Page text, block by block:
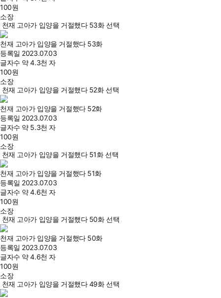
100원
소장
천재 고아가 입양을 거절했다 53화 선택
천재 고아가 입양을 거절했다 53화
등록일 2023.07.03
글자수 약 4.3천 자
100원
소장
천재 고아가 입양을 거절했다 52화 선택
천재 고아가 입양을 거절했다 52화
등록일 2023.07.03
글자수 약 5.3천 자
100원
소장
천재 고아가 입양을 거절했다 51화 선택
천재 고아가 입양을 거절했다 51화
등록일 2023.07.03
글자수 약 4.6천 자
100원
소장
천재 고아가 입양을 거절했다 50화 선택
천재 고아가 입양을 거절했다 50화
등록일 2023.07.03
글자수 약 4.6천 자
100원
소장
천재 고아가 입양을 거절했다 49화 선택